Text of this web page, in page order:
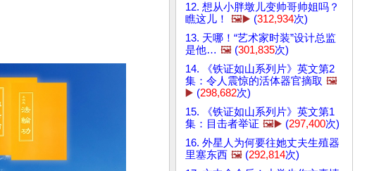
12. 想从小胖墩儿变帅哥帅姐吗？
瞧这儿！
🖼️▶️ (312,934次)
13. 天哪！“艺术家时装”设计总监
是他… 🖼️ (301,835次)
14. 《铁证如山系列片》英文第2
集：令人震惊的活体器官摘取 🖼️
▶️ (298,682次)
15. 《铁证如山系列片》英文第1
集：目击者举证 🖼️▶️ (297,400次)
16. 外星人为何要往她丈夫生殖器
里塞东西 🖼️ (292,814次)